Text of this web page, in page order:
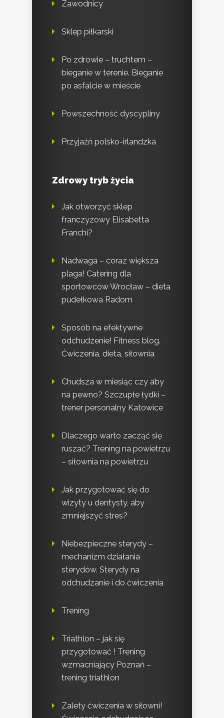
Zawodnicy
Sklep piłkarski
Po zdrowie – truchtem –
bieganie w terenie. Bieganie
po asfalcie w mieście
Powszechność dyscypliny
Przyjaźń polsko-irlandzka
Zdrowy tryb życia
Jak otworzyć sklep
franczyzowy Elisabetta
Franchi?
Nadwaga – coraz większa
plaga! Catering dla
sportowców Wrocław – dieta
pudełkowa Radom
Sposób na efektywne
odchudzenie! Fitness blog.
Ćwiczenia, dieta, siłownia
Chudsza w miesiąc czy aby
na pewno? Szczupłe łydki –
trener personalny Katowice
Dlaczego warto zacząć się
ruszać? Trening na powietrzu
– siłownia na powietrzu
Jak przygotować się do
wizyty u dentysty, aby
zmniejszyć stres?
Niebezpieczne sterydy –
mechanizm działania
sterydów. Sterydy na
odchudzanie i do ćwiczenia
Trening
Triathlon – jak się
przygotować ! Trening
wzmacniający Poznań –
trening triathlon
Zalety ćwiczenia w siłowni!